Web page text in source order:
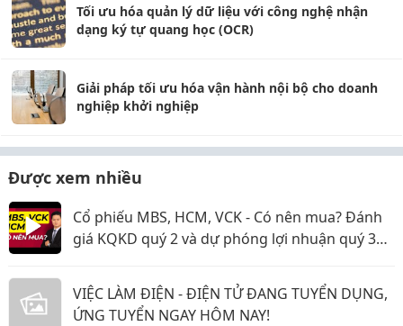
Tối ưu hóa quản lý dữ liệu với công nghệ nhận
dạng ký tự quang học (OCR)
Giải pháp tối ưu hóa vận hành nội bộ cho doanh
nghiệp khởi nghiệp
Được xem nhiều
Cổ phiếu MBS, HCM, VCK - Có nên mua? Đánh
giá KQKD quý 2 và dự phóng lợi nhuận quý 3
VIỆC LÀM ĐIỆN - ĐIỆN TỬ ĐANG TUYỂN DỤNG,
ỨNG TUYỂN NGAY HÔM NAY!